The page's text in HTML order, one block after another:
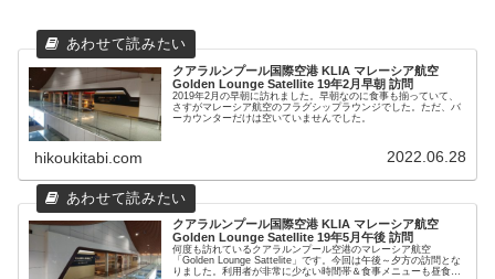
クアラルンプール国際空港 KLIA マレーシア航空
Golden Lounge Satellite 19年2月早朝 訪問
2019年2月の早朝に訪れました。早朝なのに食事も揃っていて、
さすがマレーシア航空のフラグシップラウンジでした。ただ、バ
ーカウンターだけは空いていませんでした。
hikoukitabi.com 2022.06.28
クアラルンプール国際空港 KLIA マレーシア航空
Golden Lounge Satellite 19年5月午後 訪問
何度も訪れているクアラルンプール空港のマレーシア航空
「Golden Lounge Sattelite」です。今回は午後～夕方の訪問とな
りました。利用者が非常に少ない時間帯＆食事メニューも昼食＆